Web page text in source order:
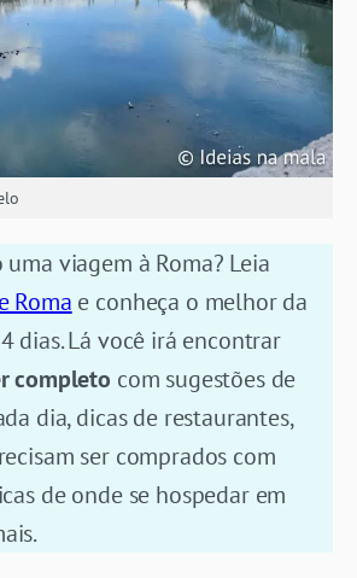
viagem à Roma? Leia
Roma e conheça o melhor da
dias. Lá você irá encontrar
completo com sugestões de
dia, dicas de restaurantes,
ser comprados com
de onde se hospedar em